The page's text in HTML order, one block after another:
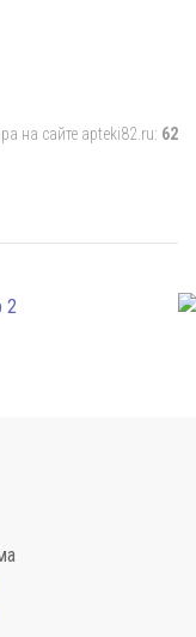
на сайте apteki82.ru: 62